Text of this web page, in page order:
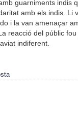
guarniments indis
amb els indis. Li
i la van amenaçar
reacció del públic
indiferent.